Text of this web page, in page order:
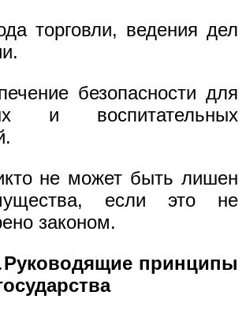
торговли, ведения дел
безопасности для
и воспитательных
не может быть лишен
если это не
законом.
Руководящие принципы